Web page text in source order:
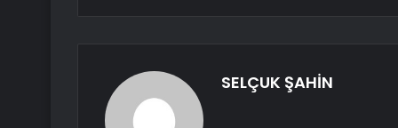
SELÇUK ŞAHİN